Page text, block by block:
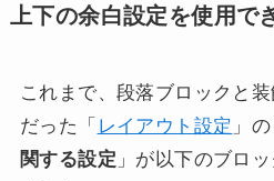
上下の余白設定を使用で
これまで、段落ブロックと
だった「 レイアウト設定 」
関する設定 」が以下のブロ